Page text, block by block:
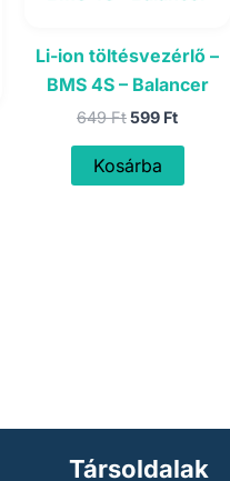
Li-ion töltésvezérlő –
BMS 4S – Balancer
649FtOriginal
was:
649 Ft.
599 FtCurrent
Kosárba
Társoldalak